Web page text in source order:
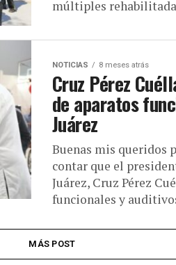
múltiples
NOTICIAS 8 meses atrás
Cruz Pérez
de aparatos
Juárez
Buenas mis queridos
contar que el
Juárez, Cruz Pérez
funcionales y
MÁS POST